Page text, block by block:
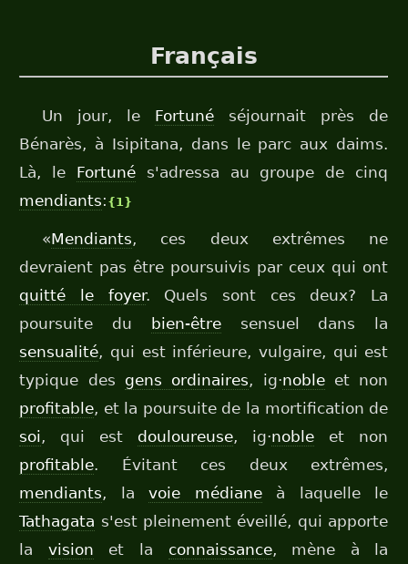
Français
Un jour, le Fortuné séjournait près de
Bénarès, à Isipitana, dans le parc aux daims.
Là, le Fortunés'adressa au groupe de cinq
mendiants: {1}
«Mendiants, ces deux extrêmes ne
devraient pas être poursuivis par ceux qui ont
quitté le foyer. Quels sont ces deux? La
poursuite du
bien-êtresensuel dans la
sensualité, qui est inférieure, vulgaire, qui est
typique des gens ordinaires, ig·nobleet non
profitable, et la poursuite de la mortification de
soi, qui est douloureuse, ig·noble et non
profitable. Évitant ces deux extrêmes,
mendiants, lavoie médianeà laquelle le
Tathagata s'est pleinement éveillé, qui apporte
la vision et la connaissance, mène à la